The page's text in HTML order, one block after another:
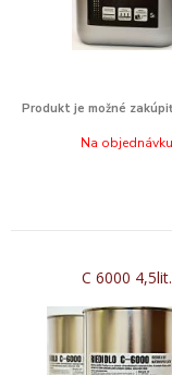
Na objednávku
C 6000 4,5lit.